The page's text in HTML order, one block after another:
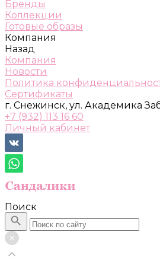
Бренды
Коллекции
Готовые образы
Компания
Назад
Компания
Новости
Политика
Сертификаты
г. Снежинск, ул. Академика
+7 (932) 113 16 60
Личный кабинет
Поиск